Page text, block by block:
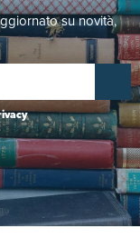
su novità,